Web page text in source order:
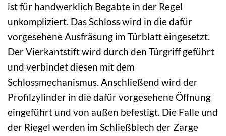
ist für handwerklich Begabte in der Regel
unkompliziert. Das Schloss wird in die dafür
vorgesehene Ausfräsung im Türblatt eingesetzt.
Der Vierkantstift wird durch den Türgriff geführt
und verbindet diesen mit dem
Schlossmechanismus. Anschließend wird der
Profilzylinder in die dafür vorgesehene Öffnung
eingeführt und von außen befestigt. Die Falle und
der Riegel werden im Schließblech der Zarge